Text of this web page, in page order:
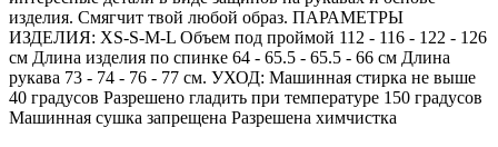
изделия. Смягчит твой любой образ. ПАРАМЕТРЫ
ИЗДЕЛИЯ: XS-S-M-L Объем под проймой 112 - 116 - 122 - 126
см Длина изделия по спинке 64 - 65.5 - 65.5 - 66 см Длина
рукава 73 - 74 - 76 - 77 см. УХОД: Машинная стирка не выше
40 градусов Разрешено гладить при температуре 150 градусов
Машинная сушка запрещена Разрешена химчистка